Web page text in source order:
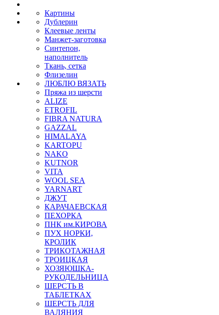
Картины
Дублерин
Клеевые ленты
Манжет-заготовка
Синтепон,
наполнитель
Ткань, сетка
Флизелин
ЛЮБЛЮ ВЯЗАТЬ
Пряжа из шерсти
ALIZE
ETROFIL
FIBRA NATURA
GAZZAL
HIMALAYA
KARTOPU
NAKO
KUTNOR
VITA
WOOL SEA
YARNART
ДЖУТ
КАРАЧАЕВСКАЯ
ПЕХОРКА
ПНК им.КИРОВА
ПУХ НОРКИ,
КРОЛИК
ТРИКОТАЖНАЯ
ТРОИЦКАЯ
ХОЗЯЮШКА-
РУКОДЕЛЬНИЦА
ШЕРСТЬ В
ТАБЛЕТКАХ
ШЕРСТЬ ДЛЯ
ВАЛЯНИЯ